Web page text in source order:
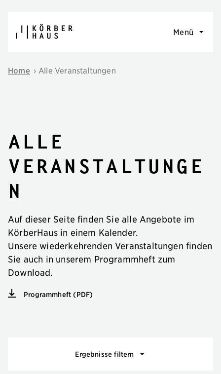
Menü
Home › Alle Veranstaltungen
Alle
Veranstaltunge
n
Auf dieser Seite finden Sie alle Angebote im
KörberHaus in einem Kalender.
Unsere wiederkehrenden Veranstaltungen finden
Sie auch in unserem Programmheft zum
Download.
Programmheft (PDF)
Ergebnisse filtern